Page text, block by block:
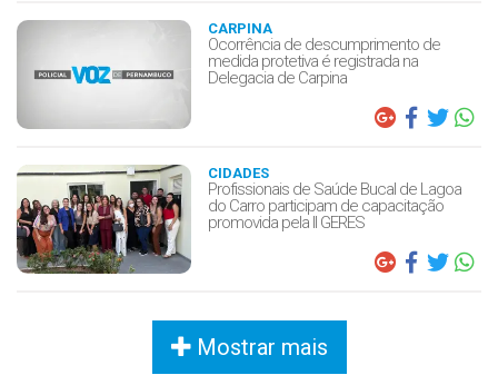
CARPINA
Ocorrência de descumprimento de
medida protetiva é registrada na
Delegacia de Carpina
CIDADES
Profissionais de Saúde Bucal de Lagoa
do Carro participam de capacitação
promovida pela II GERES
Mostrar mais